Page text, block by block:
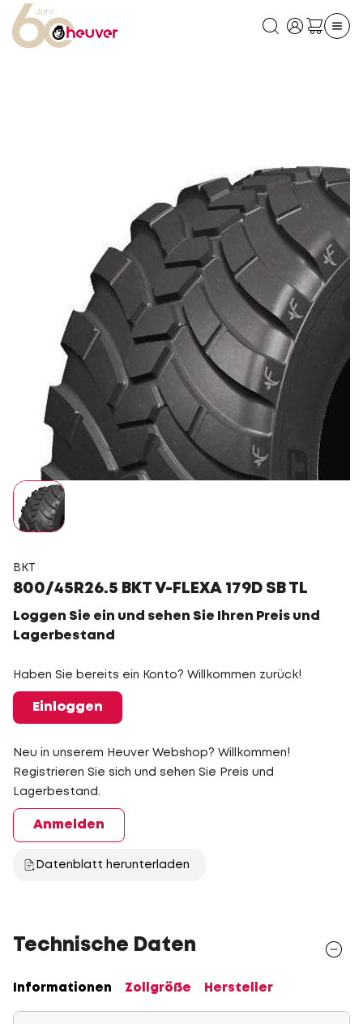
BKT
800/45R26.5 BKT V-FLEXA 179D SB TL
Loggen Sie ein und sehen Sie Ihren Preis und
Lagerbestand
Haben Sie bereits ein Konto? Willkommen zurück!
Einloggen
Neu in unserem Heuver Webshop? Willkommen!
Registrieren Sie sich und sehen Sie Preis und
Lagerbestand.
Anmelden
Datenblatt herunterladen
Technische Daten
Informationen Zollgröße Hersteller